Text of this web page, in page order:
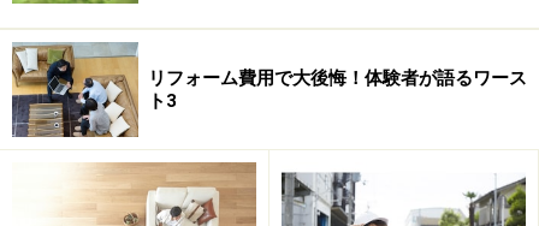
ドが設定されていて、本体価格にして20万～40万円以上
という幅があります。リフォーム費用で大後悔！体験者が語るワース
ト3